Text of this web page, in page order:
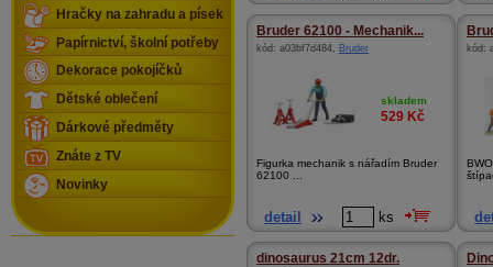
Bruder 62100 - Mechanik...
kód: a03bf7d484, Bruder
skladem
529 Kč
Figurka mechanik s nářadím Bruder
62100 ...
detail ks
kód:
dinosaurus 21cm 12dr.
Hračky na zahradu a písek
Papírnictví, školní potřeby
Dekorace pokojíčků
Dětské oblečení
Dárkové předměty
Znáte z TV
Novinky